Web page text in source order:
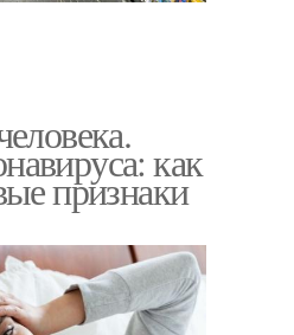
как
признаки